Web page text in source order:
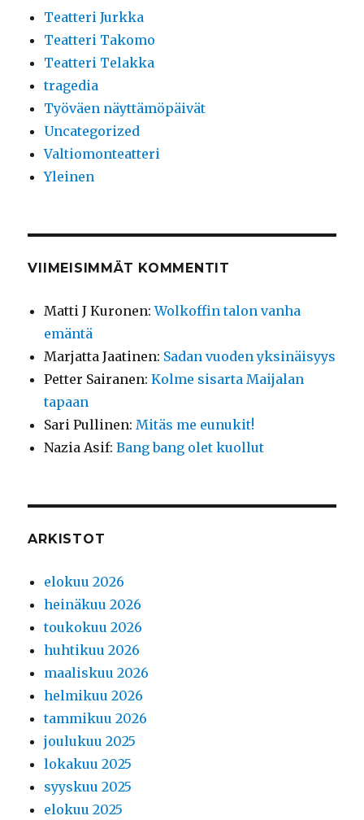
Teatteri Jurkka
Teatteri Takomo
Teatteri Telakka
tragedia
Työväen näyttämöpäivät
Uncategorized
Valtiomonteatteri
Yleinen
VIIMEISIMMÄT KOMMENTIT
Matti J Kuronen:Wolkoffin talon vanha
emäntä
Marjatta Jaatinen: Sadan vuoden yksinäisyys
Petter Sairanen:Kolme sisarta Maijalan
tapaan
Sari Pullinen: Mitäs me eunukit!
Nazia Asif:Bang bang olet kuollut
ARKISTOT
elokuu 2026
heinäkuu 2026
toukokuu 2026
huhtikuu 2026
maaliskuu 2026
helmikuu 2026
tammikuu 2026
joulukuu 2025
lokakuu 2025
syyskuu 2025
elokuu 2025